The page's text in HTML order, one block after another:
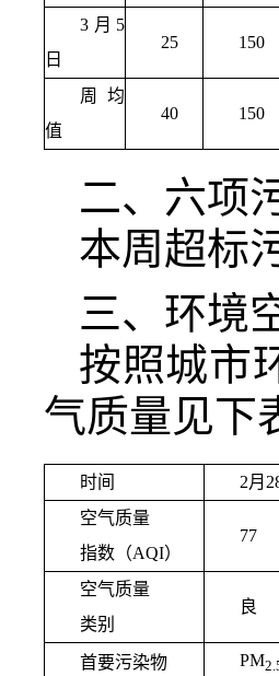
3月5
日
25 150
周均
值
40 150
二、六项
本周超标
三、环境
按照城市
气质量见下
时间 2月
空气质量
指数（AQI）
77
空气质量
类别
良
首要污染物 PM